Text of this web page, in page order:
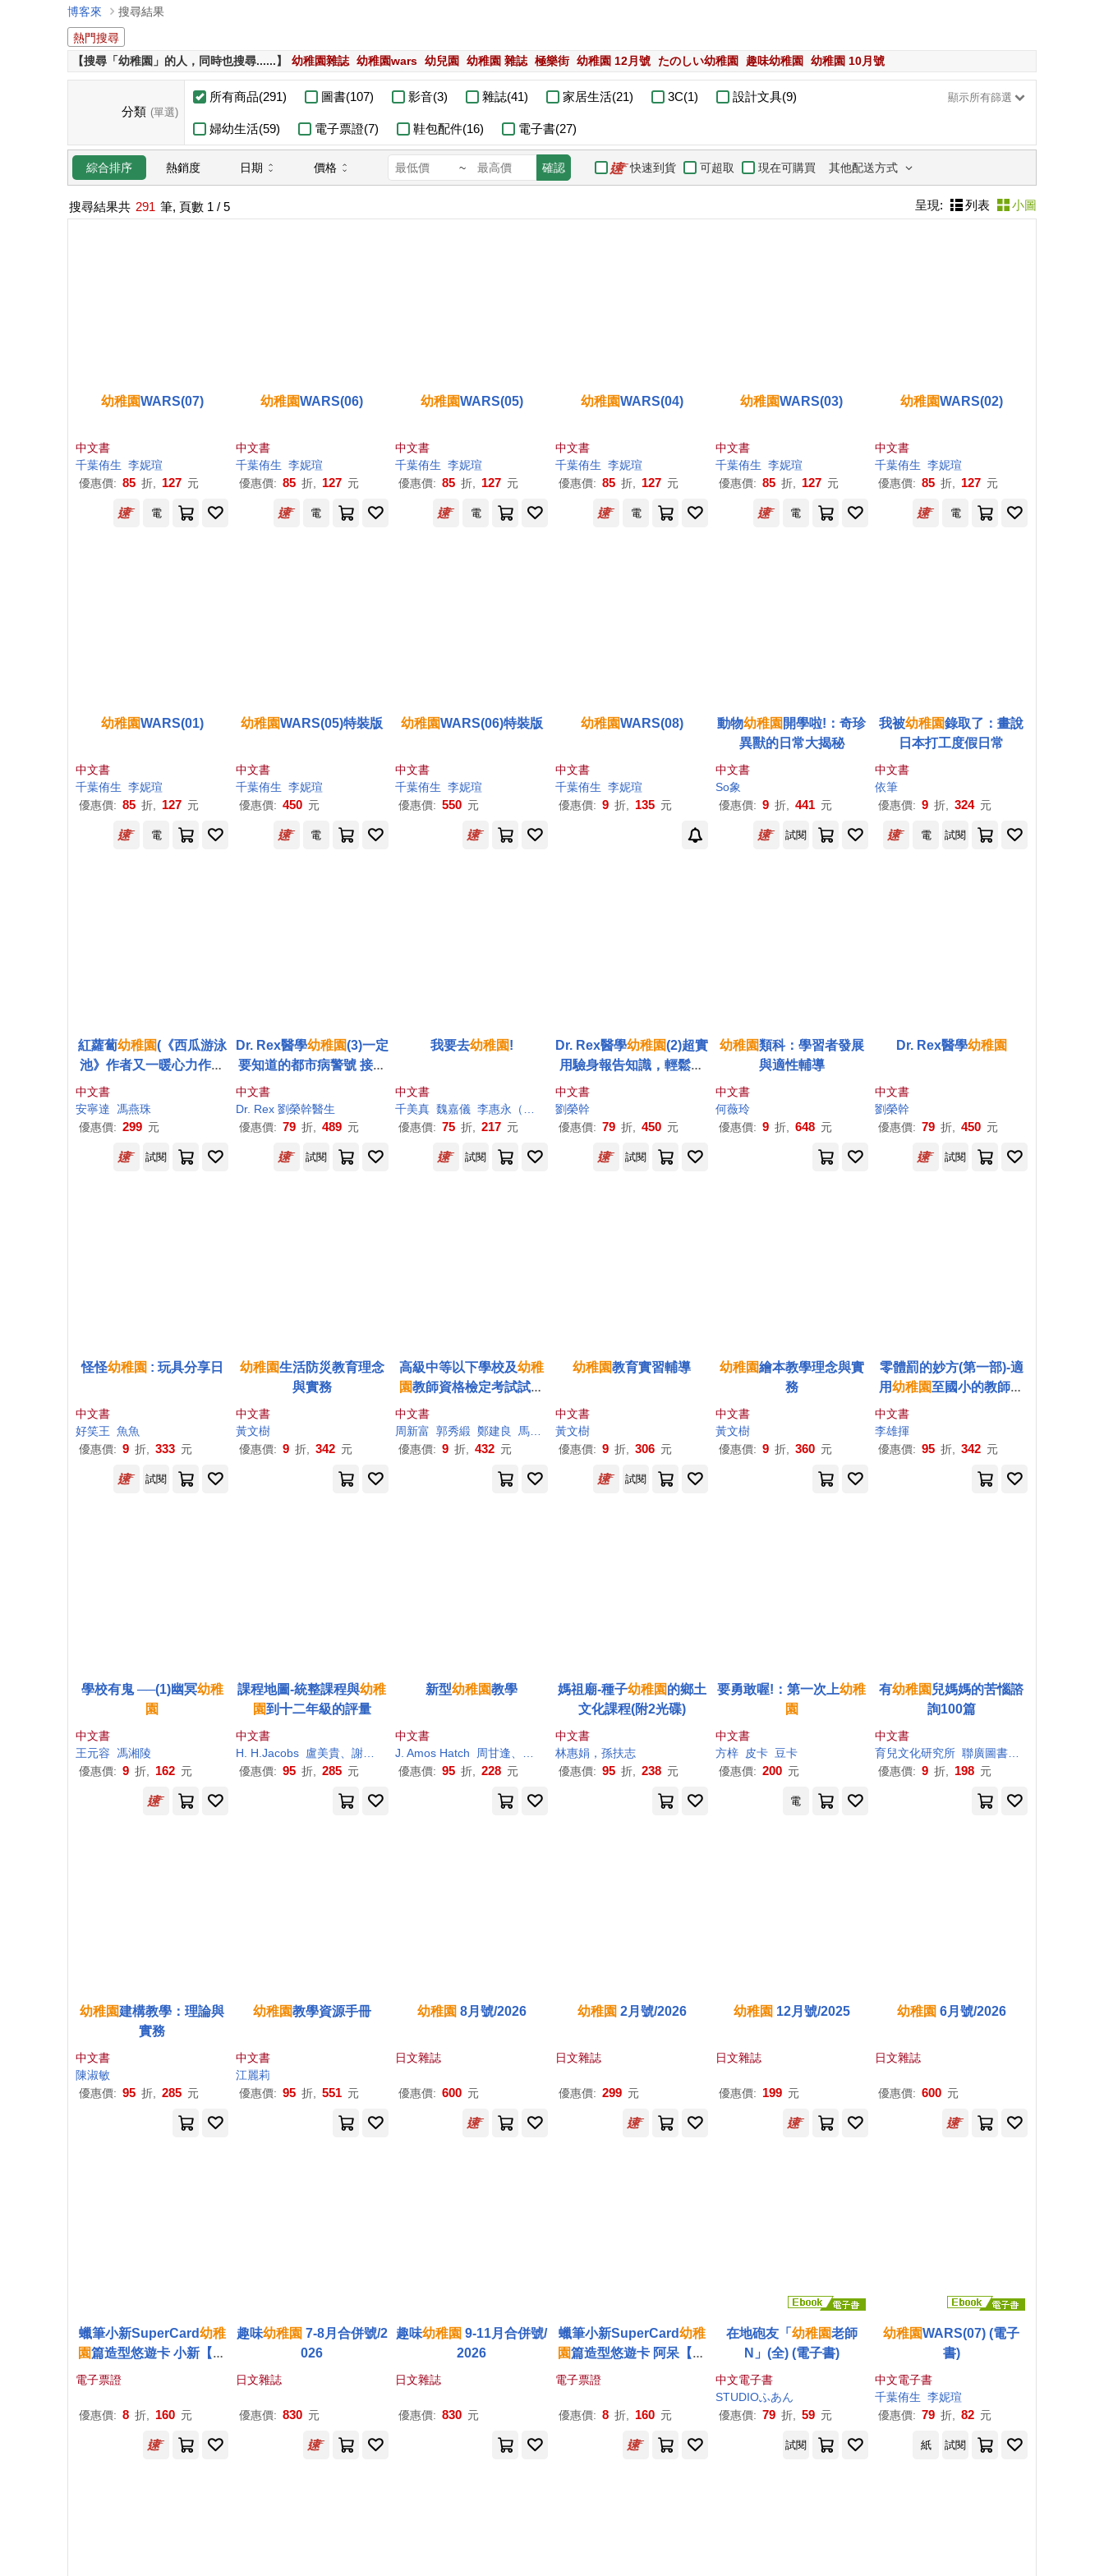
博客來
搜尋結果
熱門搜尋
【搜尋「幼稚園」的人，同時也搜尋......】
幼稚園雜誌 幼稚園wars 幼兒園 幼稚園 雜誌 極樂街 幼稚園 12月號 たのしい幼稚園 趣味幼稚園 幼稚園 10月號
分類 (單選)
所有商品(291) 圖書(107) 影音(3) 雜誌(41) 家居生活(21) 3C(1) 設計文具(9)
婦幼生活(59) 電子票證(7) 鞋包配件(16) 電子書(27)
顯示所有篩選
綜合排序 熱銷度 日期 價格 ~ 確認 快速到貨 可超取 現在可購買 其他配送方式
搜尋結果共 291 筆, 頁數 1 / 5 呈現: 列表 小圖
幼稚園WARS(07)
中文書
千葉侑生 李妮瑄
優惠價: 85 折, 127 元
幼稚園WARS(06)
中文書
千葉侑生 李妮瑄
優惠價: 85 折, 127 元
幼稚園WARS(05)
中文書
千葉侑生 李妮瑄
優惠價: 85 折, 127 元
幼稚園WARS(04)
中文書
千葉侑生 李妮瑄
優惠價: 85 折, 127 元
幼稚園WARS(03)
中文書
千葉侑生 李妮瑄
優惠價: 85 折, 127 元
幼稚園WARS(02)
中文書
千葉侑生 李妮瑄
優惠價: 85 折, 127 元
電 電 電 電 電 電
幼稚園WARS(01)
中文書
千葉侑生 李妮瑄
優惠價: 85 折, 127 元
幼稚園WARS(05)特裝版
中文書
千葉侑生 李妮瑄
優惠價: 450 元
幼稚園WARS(06)特裝版
中文書
千葉侑生 李妮瑄
優惠價: 550 元
幼稚園WARS(08)
中文書
千葉侑生 李妮瑄
優惠價: 9 折, 135 元
動物幼稚園 開學啦!：奇珍
異獸的日常大揭秘
中文書
So象
優惠價: 9 折, 441 元
我被幼稚園錄取了：畫說
日本打工度假日常
中文書
依筆
優惠價: 9 折, 324 元
電 電 試閱 電 試閱
紅蘿蔔幼稚園(《西瓜游泳
池》作者又一暖心力作，
獻給孩子、老師，爸爸媽
媽的打氣應援繪本!)
中文書
安寧達
馮燕珠
優惠價: 299 元
Dr. Rex醫學幼稚園(3)一定
要知道的都市病警號 接種
中文書
Dr. Rex 劉榮幹醫生
優惠價: 79 折, 489 元
我要去幼稚園!
中文書
千美真 魏嘉儀 李惠永（이혜영）
優惠價: 75 折, 217 元
Dr. Rex醫學幼稚園(2)超實
用驗身報告知識，輕鬆看
中文書
劉榮幹
優惠價: 79 折, 450 元
幼稚園類科：學習者發展
與適性輔導
中文書
何薇玲
優惠價: 9 折, 648 元
Dr. Rex醫學幼稚園
中文書
劉榮幹
優惠價: 79 折, 450 元
試閱 試閱 試閱 試閱 試閱
怪怪幼稚園 : 玩具分享日
中文書
好笑王 魚魚
優惠價: 9 折, 333 元
幼稚園生活防災教育理念
與實務
中文書
黃文樹
優惠價: 9 折, 342 元
高級中等以下學校及幼稚
園教師資格檢定考試試題
中文書
周新富 郭秀緞 鄭建良
馬向青
優惠價: 9 折, 432 元
幼稚園教育實習輔導
中文書
黃文樹
優惠價: 9 折, 306 元
幼稚園繪本教學理念與實
務
中文書
黃文樹
優惠價: 9 折, 360 元
零體罰的妙方(第一部)-適
用幼稚園至國小的教師及
中文書
李雄揮
優惠價: 95 折, 342 元
試閱 試閱
學校有鬼 ──(1)幽冥幼稚
園
中文書
王元容
馮湘陵
優惠價: 9 折, 162 元
課程地圖-統整課程與幼稚
園到十二年級的評量
中文書
H. H.Jacobs 盧美貴、謝美慧、許明珠、昌志鵡、郭家華、陳盈詩、陳青怡、姜孟婕、詹喬雯
優惠價: 95 折, 285 元
新型幼稚園教學
中文書
J. Amos Hatch
周甘逢、周梅如
優惠價: 95 折, 228 元
媽祖廟-種子幼稚園的鄉土
文化課程(附2光碟)
中文書
林惠娟，孫扶志
優惠價: 95 折, 238 元
要勇敢喔!：第一次上幼稚
園
中文書
方梓
皮卡 豆卡
優惠價: 200 元
有幼稚園 兒媽媽的苦惱諮
詢100篇
中文書
育兒文化研究所 聯廣圖書公司編輯部
優惠價: 9 折, 198 元
電
幼稚園建構教學：理論與
實務
中文書
陳淑敏
優惠價: 95 折, 285 元
幼稚園教學資源手冊
中文書
江麗莉
優惠價: 95 折, 551 元
幼稚園 8月號/2026
日文雜誌
優惠價: 600 元
幼稚園 2月號/2026
日文雜誌
優惠價: 299 元
幼稚園 12月號/2025
日文雜誌
優惠價: 199 元
幼稚園 6月號/2026
日文雜誌
優惠價: 600 元
蠟筆小新SuperCard幼稚
園篇造型悠遊卡 小新【受
電子票證
優惠價: 8 折, 160 元
趣味幼稚園 7-8月合併號/2
026
日文雜誌
優惠價: 830 元
趣味幼稚園 9-11月合併號/
2026
日文雜誌
優惠價: 830 元
蠟筆小新SuperCard幼稚
園篇造型悠遊卡 阿呆【受
電子票證
優惠價: 8 折, 160 元
在地砲友「 幼稚園老師
N」(全) (電子書)
中文電子書
STUDIOふあん
優惠價: 79 折, 59 元
幼稚園WARS(07) (電子
書)
中文電子書
千葉侑生 李妮瑄
優惠價: 79 折, 82 元
試閱 紙 試閱